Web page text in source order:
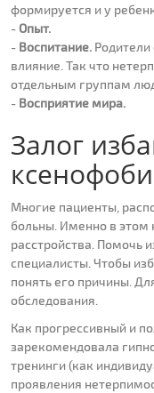
формируется и у
- Опыт.
- Воспитание.
влияние. Так что
отдельным группам
- Восприятие мира.
Залог
Многие пациенты,
больны. Именно в этом
расстройства. Помочь
специалисты. Чтобы
понять его причины.
обследования.
Как прогрессивный и
зарекомендовала
тренинги (как
проявления